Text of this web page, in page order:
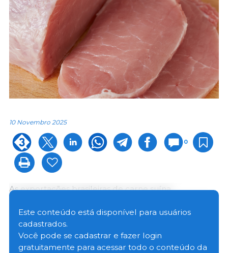
10 Novembro 2025
0
As exportações brasileiras de carne suína
processados) totalizaram 144 mil toneladas em
outubro, informa a Associação Brasileira de Proteína
Animal (ABPA). O número é o segundo maior
resultado mensal da história do setor e supera em
Este conteúdo está disponível para usuários
cadastrados.
Você pode se cadastrar e fazer login
gratuitamente para acessar todo o conteúdo da